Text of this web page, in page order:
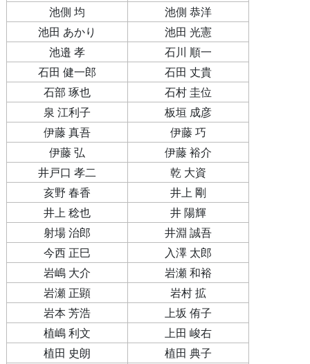
池側 均
池側 恭洋
池田 あかり
池田 光憲
池邉 孝
石川 順一
石田 健一郎
石田 丈貴
石部 琢也
石村 圭位
泉 江利子
板垣 成彦
伊藤 真吾
伊藤 巧
伊藤 弘
伊藤 裕介
井戸口 孝二
乾 大資
亥野 春香
井上 剛
井上 稔也
井 陽輝
射場 治郎
井淵 誠吾
今西 正巳
入澤 太郎
岩嶋 大介
岩瀬 和裕
岩瀬 正顕
岩村 拡
岩本 芳浩
上坂 侑子
植嶋 利文
上田 峻右
植田 史朗
植田 典子